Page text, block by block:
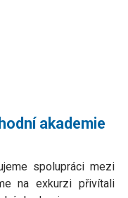
akademie
spolupráci mezi
na exkurzi přivítali